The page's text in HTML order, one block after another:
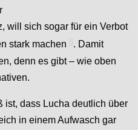
will sich sogar für ein Verbot
stark machen
. Damit
denn es gibt – wie oben
ist, dass Lucha deutlich über
in einem Aufwasch gar